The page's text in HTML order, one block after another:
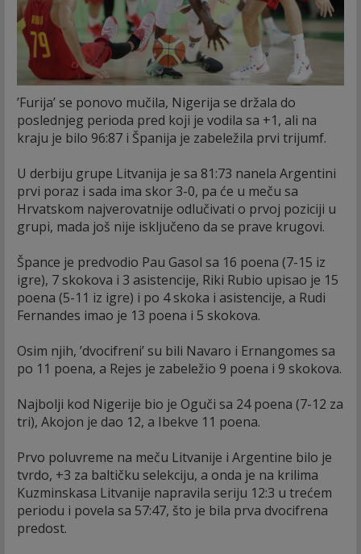
’Furija’ se ponovo mučila, Nigerija se držala do
poslednjeg perioda pred koji je vodila sa +1, ali na
kraju je bilo 96:87 i Španija je zabeležila prvi trijumf.
U derbiju grupe Litvanija je sa 81:73 nanela Argentini
prvi poraz i sada ima skor 3-0, pa će u meču sa
Hrvatskom najverovatnije odlučivati o prvoj poziciji u
grupi, mada još nije isključeno da se prave krugovi.
Špance je predvodio Pau Gasol sa 16 poena (7-15 iz
igre), 7 skokova i 3 asistencije, Riki Rubio upisao je 15
poena (5-11 iz igre) i po 4 skoka i asistencije, a Rudi
Fernandes imao je 13 poena i 5 skokova.
Osim njih, ’dvocifreni’ su bili Navaro i Ernangomes sa
po 11 poena, a Rejes je zabeležio 9 poena i 9 skokova.
Najbolji kod Nigerije bio je Oguči sa 24 poena (7-12 za
tri), Akojon je dao 12, a Ibekve 11 poena.
Prvo poluvreme na meču Litvanije i Argentine bilo je
tvrdo, +3 za baltičku selekciju, a onda je na krilima
Kuzminskasa Litvanije napravila seriju 12:3 u trećem
periodu i povela sa 57:47, što je bila prva dvocifrena
predost.